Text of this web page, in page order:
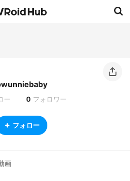
ー 0 フォロワー
フォロー
画